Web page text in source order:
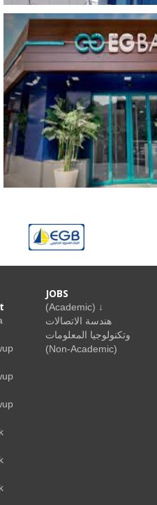
JOBS
(Academic) ↓
هندسة الاتصالات
وتكنولوجيا المعلومات
(Non-Academic)